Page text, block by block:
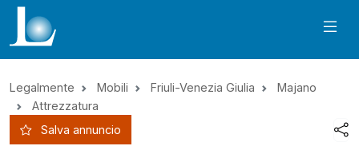
Legalmente Mobili Friuli-Venezia Giulia
Majano
Attrezzatura
Salva annuncio